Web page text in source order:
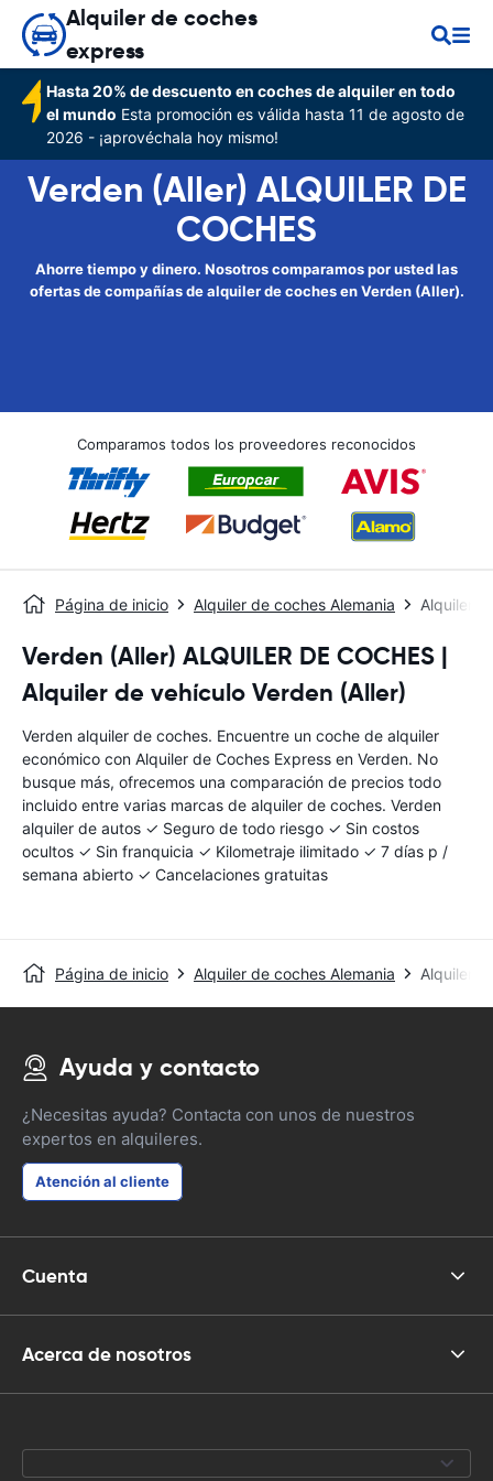
Alquiler de coches
express
Hasta 20% de descuento en coches de alquiler en todo
el mundo Esta promoción es válida hasta 11 de agosto de
2026 - ¡aprovéchala hoy mismo!
Verden (Aller) ALQUILER DE
COCHES
Ahorre tiempo y dinero. Nosotros comparamos por usted las
ofertas de compañías de alquiler de coches en Verden (Aller).
Comparamos todos los proveedores reconocidos
Página de inicio Alquiler de coches Alemania Alquiler
Verden (Aller) ALQUILER DE COCHES |
Alquiler de vehículo Verden (Aller)
Verden alquiler de coches. Encuentre un coche de alquiler
económico con Alquiler de Coches Express en Verden. No
busque más, ofrecemos una comparación de precios todo
incluido entre varias marcas de alquiler de coches. Verden
alquiler de autos ✓ Seguro de todo riesgo ✓ Sin costos
ocultos ✓ Sin franquicia ✓ Kilometraje ilimitado ✓ 7 días p /
semana abierto ✓ Cancelaciones gratuitas
Página de inicio Alquiler de coches Alemania Alquiler
Ayuda y contacto
¿Necesitas ayuda? Contacta con unos de nuestros
expertos en alquileres.
Atención al cliente
Cuenta
Acerca de nosotros